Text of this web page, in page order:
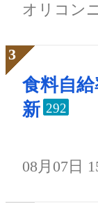
オリコン
食料自
新 292
08月07日